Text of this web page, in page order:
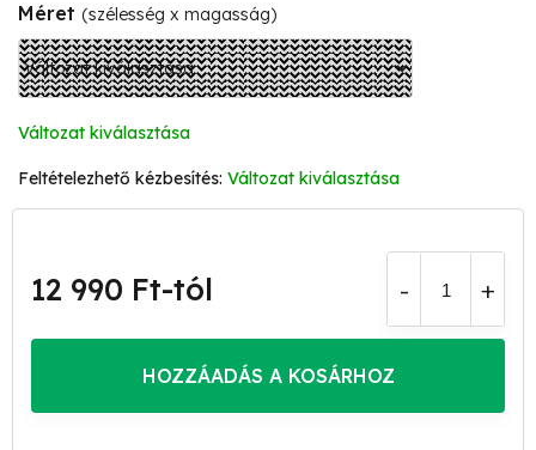
Méret (szélesség x magasság)
Változat kiválasztása
Változat kiválasztása
12 990 Ft-tól
HOZZÁADÁS A KOSÁRHOZ